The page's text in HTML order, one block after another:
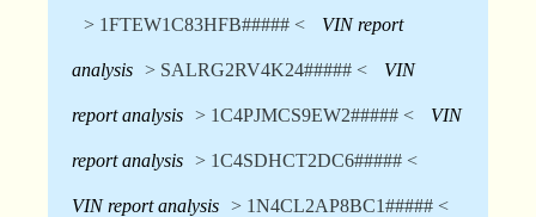
> 1FTEW1C83HFB##### < VIN report
analysis > SALRG2RV4K24##### < VIN
report analysis > 1C4PJMCS9EW2##### < VIN
report analysis > 1C4SDHCT2DC6##### <
VIN report analysis > 1N4CL2AP8BC1##### <